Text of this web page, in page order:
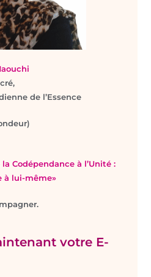
de l’Essence
la Codépendance à l’Unité :
à lui-même»
votre E-